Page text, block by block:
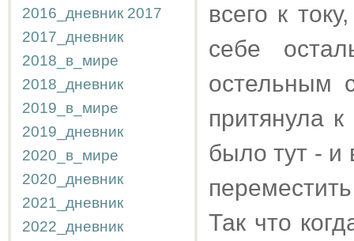
2016_дневник 2017
2017_дневник
2018_в_мире
2018_дневник
2019_в_мире
2019_дневник
2020_в_мире
2020_дневник
2021_дневник
2022_дневник
всего к
себе
остельным
притянула
было тут - и
Так что